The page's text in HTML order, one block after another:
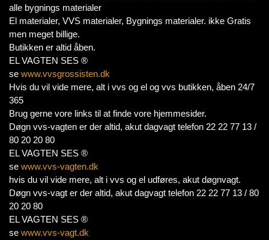
alle bygnings materialer
El materialer, VVS materialer, Bygnings materialer. ikke Gratis
men meget billige.
Butikken er altid åben.
EL VAGTEN SES ®
se www.vvsgrossisten.dk
Hvis du vil vide mere, alt i vvs og el og vvs butikken, åben 24/7
365
Brug gerne vore links til at finde vore hjemmesider.
Døgn vvs-vagten er der altid, akut dagvagt telefon 22 22 77 13 /
80 20 20 80
EL VAGTEN SES ®
se www.vvs-vagten.dk
hvis du vil vide mere, alt i vvs og el udføres, akut døgnvagt.
Døgn vvs-vagt er der altid, akut dagvagt telefon 22 22 77 13 / 80
20 20 80
EL VAGTEN SES ®
se www.vvs-vagt.dk